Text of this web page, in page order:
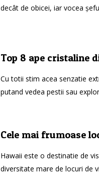
decât de obicei, iar vocea
Top 8 ape cristaline
Cu totii stim acea senzatie
putand vedea pestii sau
Cele mai frumoase
Hawaii este o destinatie de
diversitate mare de locuri de